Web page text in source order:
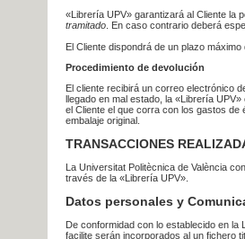
«Librería UPV» garantizará al Cliente la
tramitado . En caso contrario deberá
El Cliente dispondrá de un plazo
Procedimiento de devolución
El cliente recibirá un correo electrónico
llegado en mal estado, la «Librería
el Cliente el que corra con los gastos
embalaje original.
TRANSACCIONES
La Universitat Politècnica de València
través de la «Librería UPV».
Datos personales y
De conformidad con lo establecido en
facilite serán incorporados al un fichero